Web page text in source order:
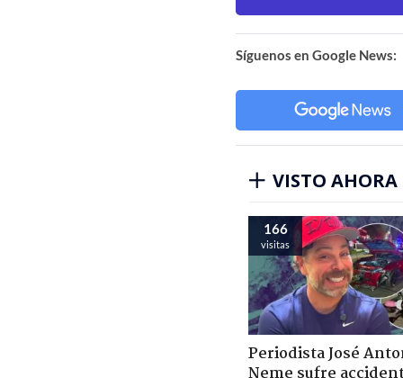
Síguenos en Google News:
VISTO AHORA
166
visitas
Periodista José